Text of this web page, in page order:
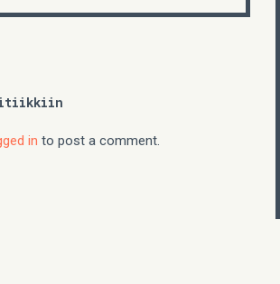
in to post a comment.